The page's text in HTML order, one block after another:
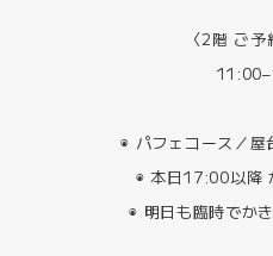
〈2階 ご予
◉ パフェコース／屋
◉ 本日17:00以降
◉ 明日も臨時でか